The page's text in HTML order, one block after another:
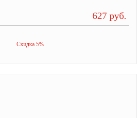
627 руб.
Скидка 5%